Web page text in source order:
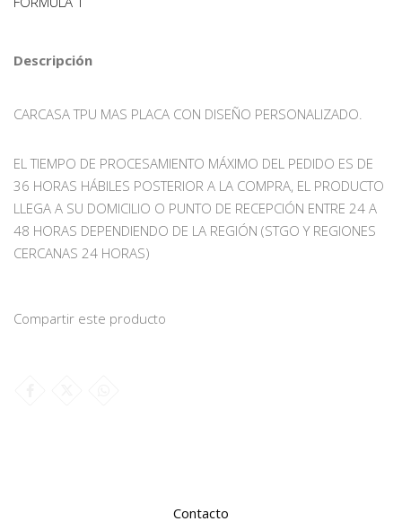
Descripción
CARCASA TPU MAS PLACA CON DISEÑO PERSONALIZADO.
EL TIEMPO DE PROCESAMIENTO MÁXIMO DEL PEDIDO ES DE
36 HORAS HÁBILES POSTERIOR A LA COMPRA, EL PRODUCTO
LLEGA A SU DOMICILIO O PUNTO DE RECEPCIÓN ENTRE 24 A
48 HORAS DEPENDIENDO DE LA REGIÓN (STGO Y REGIONES
CERCANAS 24 HORAS)
Compartir este producto
Contacto